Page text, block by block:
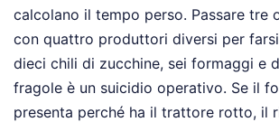
calcolano il tempo perso. Passare tre
con quattro produttori diversi per
dieci chili di zucchine, sei formaggi e
fragole è un suicidio operativo. Se il
presenta perché ha il trattore rotto, il